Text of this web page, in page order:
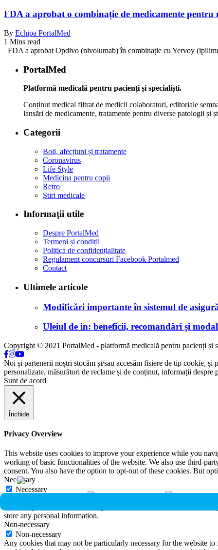
FDA a aprobat o combinație de medicamente pentru
By Echipa PortalMed
1 Mins read
FDA a aprobat Opdivo (nivolumab) în combinație cu Yervoy
PortalMed
Platformă medicală pentru pacienți și specialiști.
Conținut medical filtrat de medicii colaboratori, editoriale
lansări de medicamente, tratamente pentru diverse patologii și
Categorii
Boli, afecțiuni și tratamente
Coronavirus
Life Style
Medicina pentru copii
Retro
Ştiri medicale
Informaţii utile
Despre PortalMed
Termeni și condiții
Politica de confidențialitate
Regulament concursuri Facebook Portalmed
Contact
Ultimele articole
Modificări importante în sistemul de
Uleiul de in: beneficii, recomandări și
Copyright © 2021 PortalMed - platformă medicală pentru pacienți și
Noi și partenerii noștri stocăm și/sau accesăm fisiere de tip cookie,
personalizate, măsurători de reclame și de conținut, informații
Sunt de acord
Închide
Privacy Overview
This website uses cookies to improve your experience while you
working of basic functionalities of the website. We also use third-
consent. You also have the option to opt-out of these cookies. But
Necessary
Necessary
store any personal information.
Non-necessary
Non-necessary
Any cookies that may not be particularly necessary for the website